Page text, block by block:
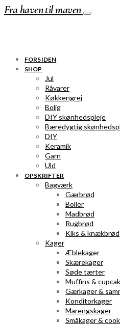
Fra haven til maven
FORSIDEN
SHOP
Jul
Råvarer
Køkkengrej
Bolig
DIY skønhedspleje
Bæredygtig
DIY
Keramik
Garn
Uld
OPSKRIFTER
Bagværk
Gærbrød
Boller
Madbrød
Rugbrød
Kiks & knækbrød
Kager
Æblekager
Skærekager
Søde tærter
Muffins &
Gærkager &
Konditorkager
Marengskager
Småkager &